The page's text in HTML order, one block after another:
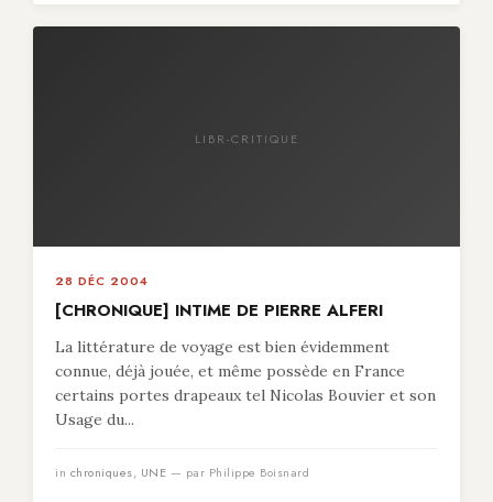
LIBR-CRITIQUE
28 DÉC 2004
[CHRONIQUE] INTIME DE PIERRE ALFERI
La littérature de voyage est bien évidemment
connue, déjà jouée, et même possède en France
certains portes drapeaux tel Nicolas Bouvier et son
Usage du...
in chroniques, UNE — par Philippe Boisnard